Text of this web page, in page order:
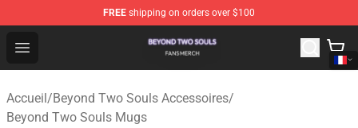
FREE shipping on orders over $100
Open menu
Beyond Two Souls Shop - Official Beyond Two Souls
Accueil/Beyond Two Souls Accessoires/
Beyond Two Souls Mugs